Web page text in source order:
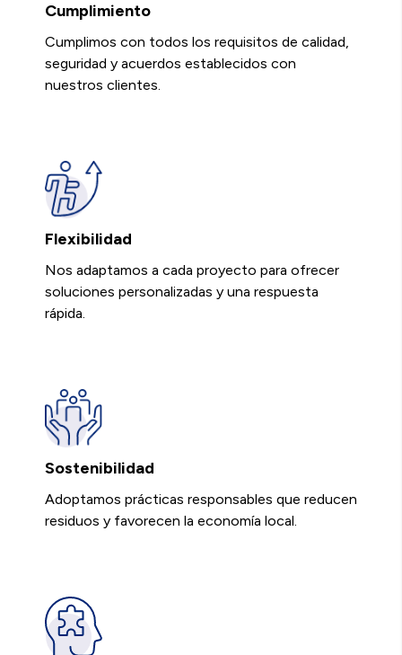
Cumplimiento
Cumplimos con todos los requisitos de calidad,
seguridad y acuerdos establecidos con
nuestros clientes.
Flexibilidad
Nos adaptamos a cada proyecto para ofrecer
soluciones personalizadas y una respuesta
rápida.
Sostenibilidad
Adoptamos prácticas responsables que reducen
residuos y favorecen la economía local.